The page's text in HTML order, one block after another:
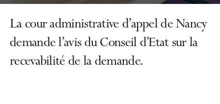
La cour administrative d’appel de Nancy
demande l’avis du Conseil d’Etat sur la
recevabilité de la demande.